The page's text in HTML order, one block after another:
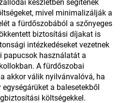
készletben segítenek
mivel minimalizálják a
a fürdőszobából a szőnyeges
biztosítási díjakat is
intézkedéseket vezetnek
papucsok használatát a
A fürdőszobai
akkor válik nyilvánvalóvá, ha
a balesetekből
költségekkel.